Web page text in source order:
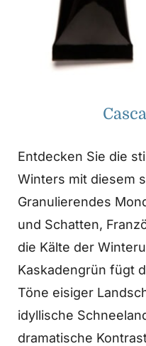
Entdecken Sie die
Winters mit diesem
Granulierendes
und Schatten,
die Kälte der
Kaskadengrün fügt
Töne eisiger
idyllische
dramatische